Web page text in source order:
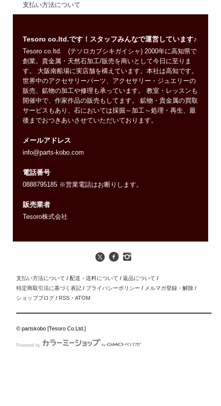
支払い方法について
Tesoro co.ltd.です！スタッフみんなで運営しています♪
Tesoro co.ltd. (テソロカブシキガイシャ) 2000年に高知県で
創業。貴金属・天然石加工/販売を商いとして今日に至りま
す。 大阪南船場に実店舗を構えています。本社は高知です。
世界中のアクセサリーパーツ、アクセサリー・ジュエリーの
販売、鉱物の加工や修理も承っています。 教室・レッスンも
開催中で、作家作品の販売もしてます。 鉱物・貴金属の買取
サービスもあり、石においては採掘～加工～処理・再生、最
後までおつきあいさせていただいております。
メールアドレス
info@parts-kobo.com
電話番号
0888795185 ※営業電話はお断りします。
販売業者
Tesoro株式会社
支払い方法について / 配送・送料について / 返品について /
特定商取引法に基づく表記 / プライバシーポリシー / メルマガ登録・解除 /
ショップブログ / RSS ・ATOM
© partskobo [Tesoro Co.Ltd.]
Powered by